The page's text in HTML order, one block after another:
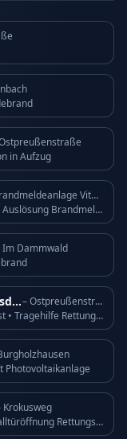
in Aufzug
– Brandmeldeanlage Vitos Köppern
F BMA - Brandmeldeanlage • Auslösung Brandmeldeanlage
Im Dammwald
H1Y Tragehilfe Rettungsdienst
– Ostpreußenstraße
H1Y Tragehilfe Rettungsdienst • Tragehilfe Rettungsdienst
Photovoltaikanlage
Krokusweg
H1Y Notfalltüröffnung • Notfalltüröffnung Rettungsdienst